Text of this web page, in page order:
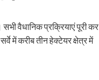
वैधानिक प्रक्रियाएं पूरी कर
में करीब तीन हेक्टेयर क्षेत्र में